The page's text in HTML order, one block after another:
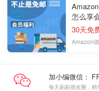
怎么享
30天免
Amazon
加小编微信：
每天刷刷朋友圈，精